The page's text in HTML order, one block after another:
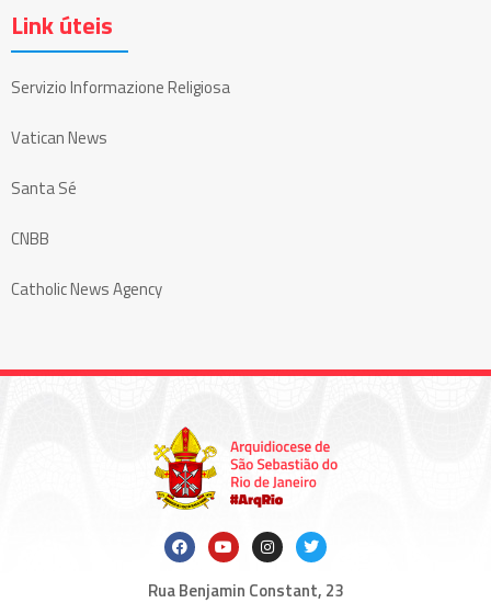
Link úteis
Servizio Informazione Religiosa
Vatican News
Santa Sé
CNBB
Catholic News Agency
Rua Benjamin Constant, 23